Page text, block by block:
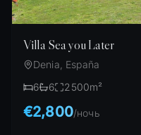
Villa Sea you Later
Denia, España
6
6 2500m²
€2,800/ночь